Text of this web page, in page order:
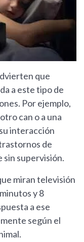
que
a este tipo de
Por ejemplo,
can o a una
interacción
de
sin supervisión.
miran televisión
y 8
a ese
según el